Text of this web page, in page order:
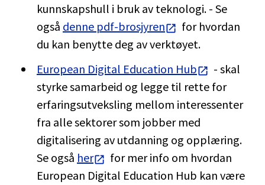
kunnskapshull i bruk av teknologi. - Se
også denne pdf-brosjyren
for hvordan
du kan benytte deg av verktøyet.
European Digital Education Hub
- skal
styrke samarbeid og legge til rette for
erfaringsutveksling mellom interessenter
fra alle sektorer som jobber med
digitalisering av utdanning og opplæring.
Se også her
for mer info om hvordan
European Digital Education Hub kan være